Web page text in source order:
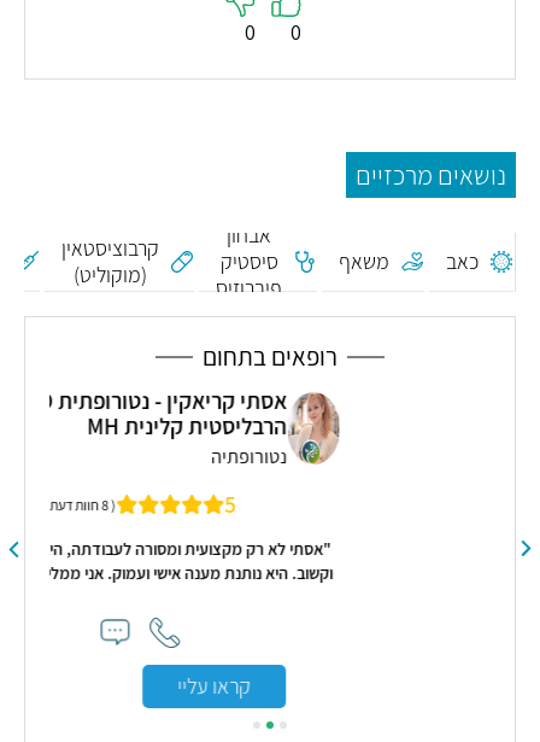
0
0
נושאים מרכזיים
כאב משאף
אבחון
סיסטיק
פיברוזיס
קרבוציסטאין
(מוקוליט)
רופאים בתחום
אסתי קריאקין - נטורופתית ND,
הרבליסטית קלינית MH
נטורופתיה
( 8 חוות דעת )
"אסתי לא רק מקצועית ומסורה לעבודתה, היא גם אדם נפלא
וקשוב. היא נותנת מענה אישי ועמוק. אני ממליצה עליה בחום."